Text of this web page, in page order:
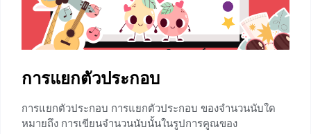
ตามเงื่อนไขของโจทย์ ขั้นที่
+16
การแยกตัวประกอบ
การแยกตัวประกอบ การแยกตัวประกอบ ของจำนวนนับใด
หมายถึง การเขียนจำนวนนับนั้นในรูปการคูณของ